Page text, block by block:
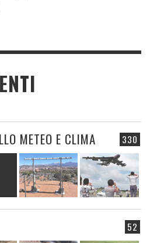
330
METEO E CLIMA
52